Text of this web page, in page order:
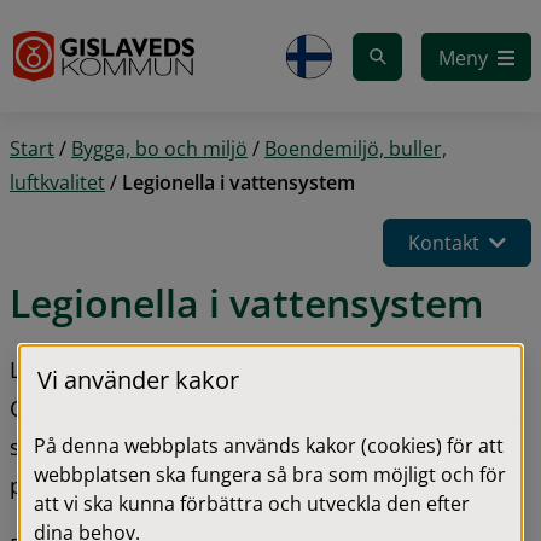
Meny
Start/ Bygga, bo och miljö / Boendemiljö, buller,
luftkvalitet/ Legionella i vattensystem
Kontakt
Legionella i vattensystem
Legionella är en bakterie som kan finnas i vatten.
Om bakterien börjar växa kan den orsaka
sjukdomar, till exempel legionärssjuka och
pontiacfeber.
Vi använder kakor
På denna webbplats används kakor (cookies) för att
webbplatsen ska fungera så bra som möjligt och för
att vi ska kunna förbättra och utveckla den efter
dina behov.